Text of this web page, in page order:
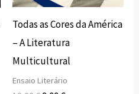
Todas as Cores da América
– A Literatura
Multicultural
Ensaio Literário